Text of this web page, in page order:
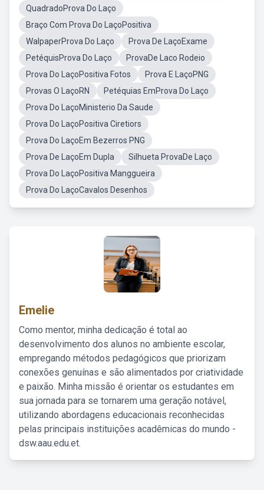
QuadradoProva Do Laço
Braço Com Prova Do LaçoPositiva
WalpaperProva Do Laço
Prova De LaçoExame
PetéquisProva Do Laço
ProvaDe Laco Rodeio
Prova Do LaçoPositiva Fotos
Prova E LaçoPNG
Provas O LaçoRN
Petéquias EmProva Do Laço
Prova Do LaçoMinisterio Da Saude
Prova Do LaçoPositiva Ciretiors
Prova Do LaçoEm Bezerros PNG
Prova De LaçoEm Dupla
Silhueta ProvaDe Laço
Prova Do LaçoPositiva Manggueira
Prova Do LaçoCavalos Desenhos
Emelie
Como mentor, minha dedicação é total ao
desenvolvimento dos alunos no ambiente escolar,
empregando métodos pedagógicos que priorizam
conexões genuínas e são alimentados por criatividade
e paixão. Minha missão é orientar os estudantes em
sua jornada para se tornarem uma geração notável,
utilizando abordagens educacionais reconhecidas
pelas principais instituições acadêmicas do mundo -
dsw.aau.edu.et.